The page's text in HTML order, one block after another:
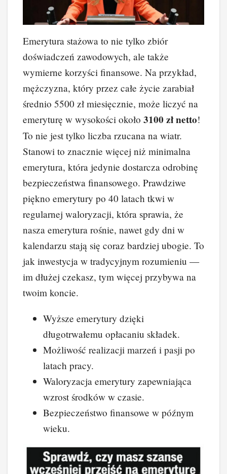
Emerytura stażowa to nie tylko zbiór
doświadczeń zawodowych, ale także
wymierne korzyści finansowe. Na przykład,
mężczyzna, który przez całe życie zarabiał
średnio 5500 zł miesięcznie, może liczyć na
emeryturę w wysokości około 3100 zł netto!
To nie jest tylko liczba rzucana na wiatr.
Stanowi to znacznie więcej niż minimalna
emerytura, która jedynie dostarcza odrobinę
bezpieczeństwa finansowego. Prawdziwe
piękno emerytury po 40 latach tkwi w
regularnej waloryzacji, która sprawia, że
nasza emerytura rośnie, nawet gdy dni w
kalendarzu stają się coraz bardziej ubogie. To
jak inwestycja w tradycyjnym rozumieniu —
im dłużej czekasz, tym więcej przybywa na
twoim koncie.
Wyższe emerytury dzięki
długotrwałemu opłacaniu składek.
Możliwość realizacji marzeń i pasji po
latach pracy.
Waloryzacja emerytury zapewniająca
wzrost środków w czasie.
Bezpieczeństwo finansowe w późnym
wieku.